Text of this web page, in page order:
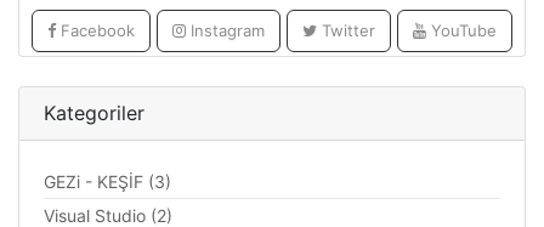
Facebook Instagram Twitter YouTube
Kategoriler
GEZi - KEŞİF (3)
Visual Studio (2)